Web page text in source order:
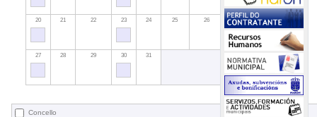
20 21 22 23 24 25 26
27 28 29 30 31
Concello